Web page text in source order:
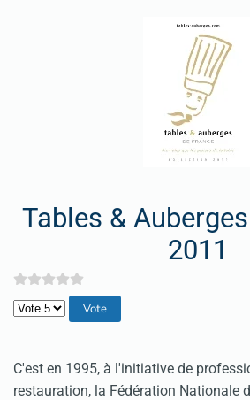
Tables &
2011
Veuillez voter
C'est en 1995, à l'initiative de
restauration, la Fédération Nationale